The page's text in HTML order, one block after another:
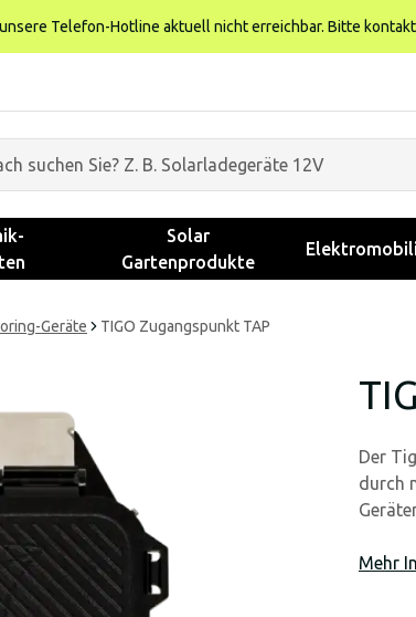
Telefon-Hotline aktuell nicht erreichbar. Bitte
Solar
Gartenprodukte
Geräte TIGO Zugangspunkt TAP
Der
durch
Mehr